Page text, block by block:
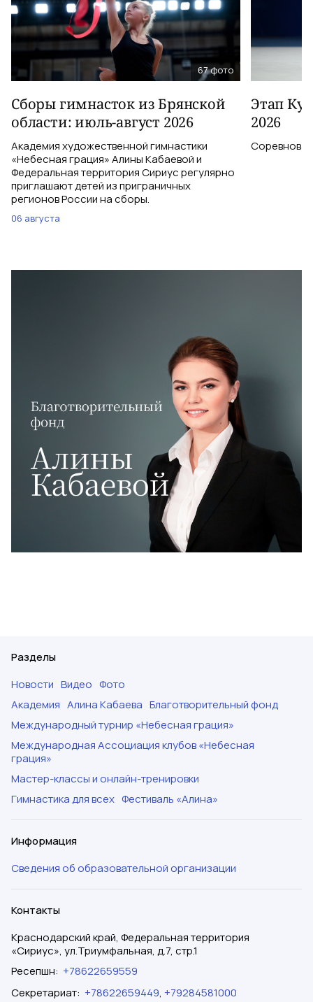
67фото
Сборы гимнасток из Брянской
области: июль-август 2026
Академия художественной гимнастики
«Небесная грация» Алины Кабаевой и
Федеральная территория Сириус регулярно
приглашают детей из приграничных
регионов России на сборы.
06 августа
Этап
2026
Разделы
Новости Видео Фото
Академия Алина Кабаева Благотворительный фонд
Международный турнир «Небесная грация»
Международная Ассоциация клубов «Небесная
грация»
Мастер-классы и онлайн-тренировки
Гимнастика для всех Фестиваль «Алина»
Информация
Сведения об образовательной организации
Контакты
Краснодарский край, Федеральная территория
«Сириус», ул.Триумфальная, д.7, стр.1
Ресепшн: +78622659559
Секретариат: +78622659449, +79284581000